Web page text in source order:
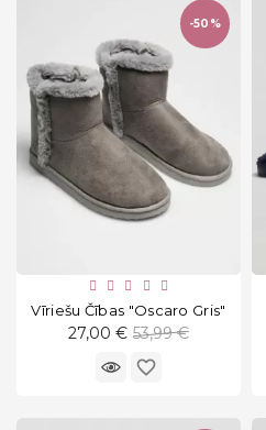
-50%
Vīriešu Čības "Oscaro Gris"
27,00 € Standarta
cena
53,99 €
favorite_border